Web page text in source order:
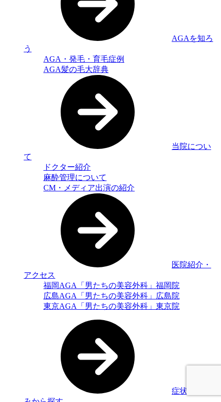
AGAを知ろ
う
AGA・発毛・育毛症例
AGA髪の毛大辞典
当院につい
て
ドクター紹介
麻酔管理について
CM・メディア出演の紹介
医院紹介・
アクセス
福岡AGA「男たちの美容外科」福岡院
広島AGA「男たちの美容外科」広島院
東京AGA「男たちの美容外科」東京院
症状・お悩